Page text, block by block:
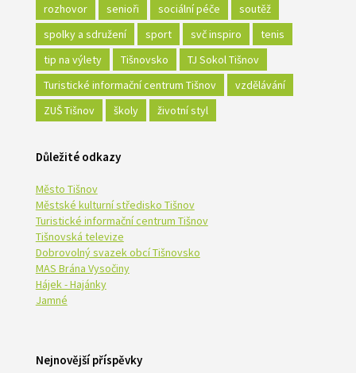
rozhovor
senioři sociální péče
soutěž
spolky a sdružení
sport svč inspiro
tenis
tip na výlety
Tišnovsko
TJ Sokol Tišnov
Turistické informační centrum Tišnov
vzdělávání
ZUŠ Tišnov
školy životní styl
Důležité odkazy
Město Tišnov
Městské kulturní středisko Tišnov
Turistické informační centrum Tišnov
Tišnovská televize
Dobrovolný svazek obcí Tišnovsko
MAS Brána Vysočiny
Hájek - Hajánky
Jamné
Nejnovější příspěvky